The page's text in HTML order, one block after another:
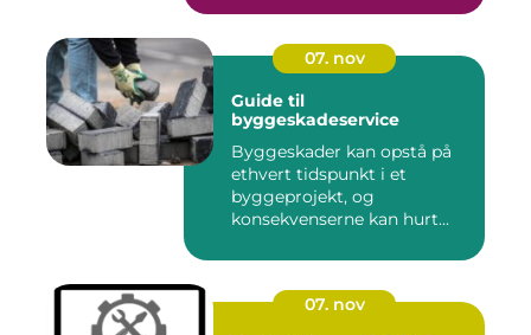
07. nov
Guide til
byggeskadeservice
Byggeskader kan opstå på
ethvert tidspunkt i et
byggeprojekt, og
konsekvenserne kan hurt...
07. nov